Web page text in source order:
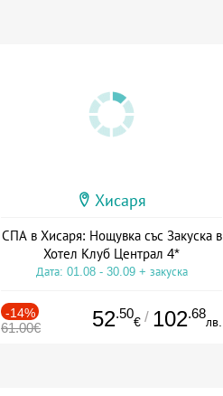
Хисаря
СПА в Хисаря: Нощувка със Закуска в
Хотел Клуб Централ 4*
Дата: 01.08 - 30.09 + закуска
-14%
61.00€ 52.50
€ / 102.68
лв.